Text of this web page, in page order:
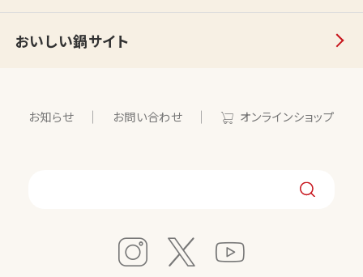
おいしい鍋サイト
お知らせ お問い合わせ オンラインショップ